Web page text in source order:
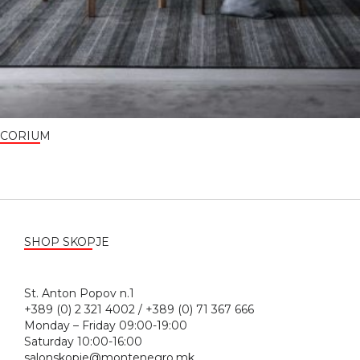
CORIUM
SHOP SKOPJE
St. Anton Popov n.1
+389 (0) 2 321 4002 / +389 (0) 71 367 666
Monday – Friday 09:00-19:00
Saturday 10:00-16:00